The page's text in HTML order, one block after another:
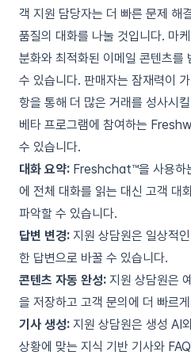
객 지원 담당자는 더 빠른 문제 해
품질의 대화를 나눌 것입니다. 마
분화와 최적화된 이메일 콘텐츠를
수 있습니다. 판매자는 잠재력이
항을 통해 더 많은 거래를 성사시
베타 프로그램에 참여하는
수 있습니다.
대화 요약: Freshchat™을 사용하
에 전체 대화를 읽는 대신 고객 대
파악할 수 있습니다.
답변 변경: 지원 상담원은 일상적
한 답변으로 바꿀 수 있습니다.
콘텐츠 자동 완성: 지원 상담원은
을 저장하고 고객 문의에 더 빠르
기사 생성: 지원 상담원은 생성 AI
상황에 맞는 지식 기반 기사와